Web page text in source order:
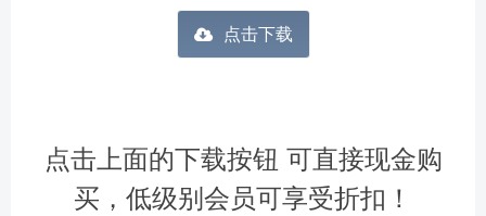
点击下载
点击上面的下载按钮 可直接现金购
买，低级别会员可享受折扣！